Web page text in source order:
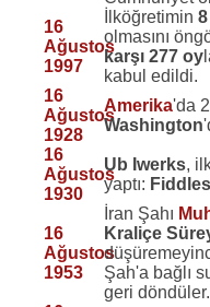
16
Ağustos
1997
İlköğretimin8
olmasını
karşı 277 oy
kabul edildi.
16
Ağustos
1928
Amerika'da
Washington
16
Ağustos
1930
Ub Iwerks,
yaptı:
16
Ağustos
1953
İran Şahı
Kraliçe
Şah'a bağlı
geri döndüler.